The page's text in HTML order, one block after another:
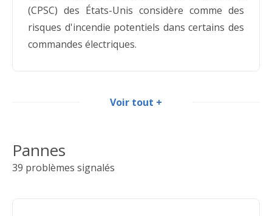
(CPSC) des États-Unis considère comme des
risques d'incendie potentiels dans certains des
commandes électriques.
Datum:08.04.1998
Voir tout +
Pannes
39 problèmes signalés